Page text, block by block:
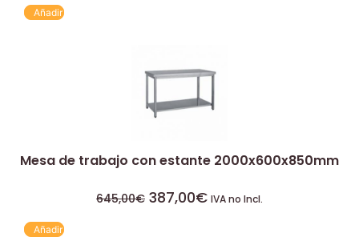
Añadir
Mesa de trabajo con estante 2000x600x850mm
645,00€ 387,00€ IVA no Incl.
Añadir